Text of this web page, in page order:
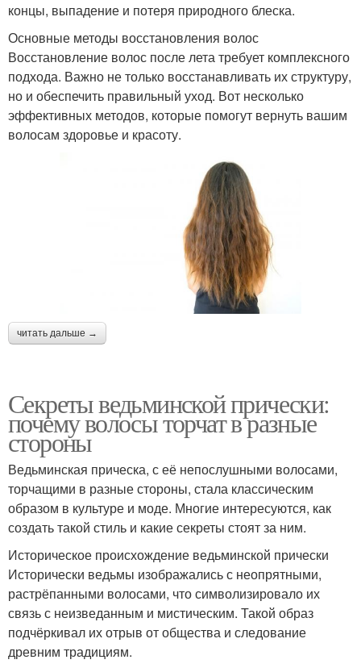
концы, выпадение и потеря природного блеска.
Основные методы восстановления волос
Восстановление волос после лета требует комплексного
подхода. Важно не только восстанавливать их структуру,
но и обеспечить правильный уход. Вот несколько
эффективных методов, которые помогут вернуть вашим
волосам здоровье и красоту.
читать дальше →
Секреты ведьминской прически:
почему волосы торчат в разные
стороны
Ведьминская прическа, с её непослушными волосами,
торчащими в разные стороны, стала классическим
образом в культуре и моде. Многие интересуются, как
создать такой стиль и какие секреты стоят за ним.
Историческое происхождение ведьминской прически
Исторически ведьмы изображались с неопрятными,
растрёпанными волосами, что символизировало их
связь с неизведанным и мистическим. Такой образ
подчёркивал их отрыв от общества и следование
древним традициям.